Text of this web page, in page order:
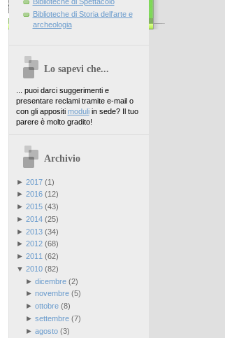
Biblioteche di Storia dell'arte e
archeologia
Lo sapevi che...
... puoi darci suggerimenti e
presentare reclami tramite e-mail o
con gli appositi moduliin sede? Il tuo
parere è molto gradito!
Archivio
► 2017(1)
► 2016(12)
► 2015(43)
► 2014(25)
► 2013(34)
► 2012(68)
► 2011 (62)
▼ 2010(82)
► dicembre(2)
► novembre(5)
► ottobre(8)
► settembre(7)
► agosto(3)